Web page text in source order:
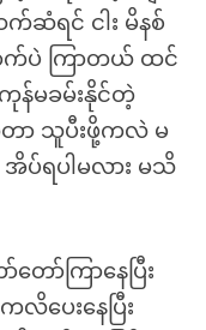
ဆံရင် ငါး မိနစ်
က်ပဲ ကြာတယ် ထင်
မခမ်းနိုင်တဲ့
တာ သူပီးဖို့ကလဲ မ
အိပ်ရပါမလား မသိ
ော်ကြာနေပြီး
ေးနေပြီး